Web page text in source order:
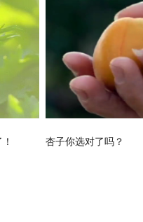
杏子你选对了吗？